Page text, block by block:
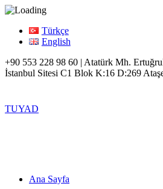
Türkçe
English
+90 553 228 98 60 | Atatürk Mh.
İstanbul Sitesi C1 Blok K:16 D:269
TUYAD
Ana Sayfa